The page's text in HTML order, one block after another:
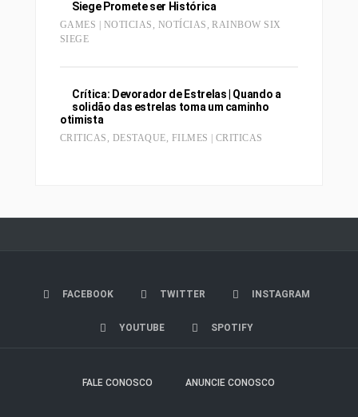
Siege Promete ser Histórica
GAMES | NOTICIAS NOTÍCIAS ,RAINBOW SIX
SIEGE
Crítica: Devorador de Estrelas | Quando a
solidão das estrelas toma um caminho
otimista
CRITICAS DESTAQUE FILMES | CRITICAS
FACEBOOK TWITTER INSTAGRAM
YOUTUBE SPOTIFY
FALE CONOSCO ANUNCIE CONOSCO